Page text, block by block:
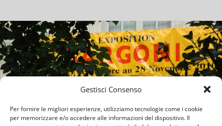
Gestisci Consenso
Per fornire le migliori esperienze, utilizziamo tecnologie come i cookie
per memorizzare e/o accedere alle informazioni del dispositivo. Il